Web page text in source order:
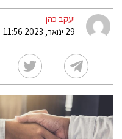
יעקב כהן
29 ינואר, 2023 11:56